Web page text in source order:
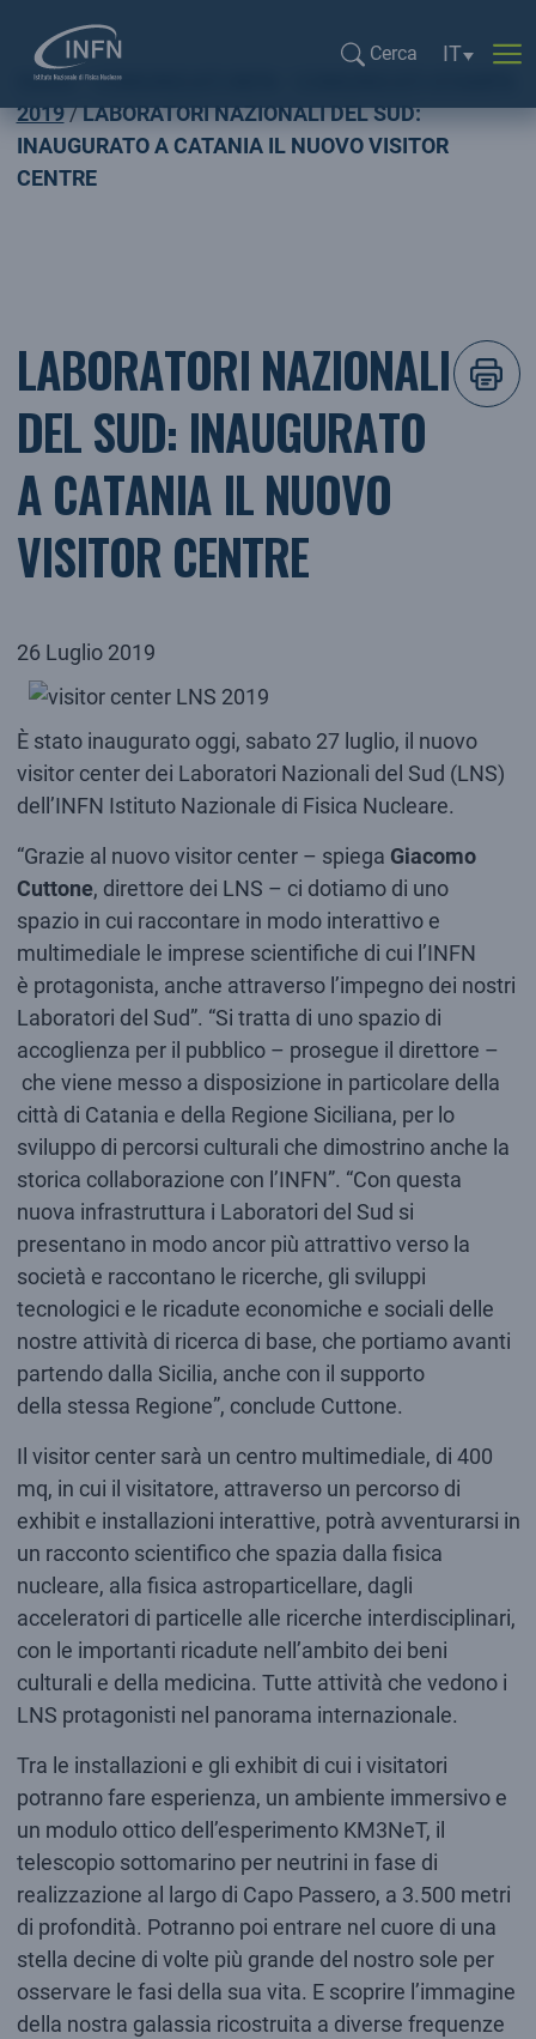
Cerca
IT
Home
COMUNICATI INFN
2019
LABORATORI NAZIONALI DEL SUD:
INAUGURATO A CATANIA IL NUOVO VISITOR
CENTRE
LABORATORI NAZIONALI
DEL SUD: INAUGURATO
A CATANIA IL NUOVO
VISITOR CENTRE
26 Luglio 2019
È stato inaugurato oggi, sabato 27 luglio, il nuovo
visitor center dei Laboratori Nazionali del Sud (LNS)
dell’INFN Istituto Nazionale di Fisica Nucleare.
“Grazie al nuovo visitor center – spiega Giacomo
Cuttone, direttore dei LNS – ci dotiamo di uno
spazio in cui raccontare in modo interattivo e
multimediale le imprese scientifiche di cui l’INFN
è protagonista, anche attraverso l’impegno dei nostri
Laboratori del Sud”. “Si tratta di uno spazio di
accoglienza per il pubblico – prosegue il direttore –
che viene messo a disposizione in particolare della
città di Catania e della Regione Siciliana, per lo
sviluppo di percorsi culturali che dimostrino anche la
storica collaborazione con l’INFN”. “Con questa
nuova infrastruttura i Laboratori del Sud si
presentano in modo ancor più attrattivo verso la
società e raccontano le ricerche, gli sviluppi
tecnologici e le ricadute economiche e sociali delle
nostre attività di ricerca di base, che portiamo avanti
partendo dalla Sicilia, anche con il supporto
della stessa Regione”, conclude Cuttone.
Il visitor center sarà un centro multimediale, di 400
mq, in cui il visitatore, attraverso un percorso di
exhibit e installazioni interattive, potrà avventurarsi in
un racconto scientifico che spazia dalla fisica
nucleare, alla fisica astroparticellare, dagli
acceleratori di particelle alle ricerche interdisciplinari,
con le importanti ricadute nell’ambito dei beni
culturali e della medicina. Tutte attività che vedono i
LNS protagonisti nel panorama internazionale.
Tra le installazioni e gli exhibit di cui i visitatori
potranno fare esperienza, un ambiente immersivo e
un modulo ottico dell’esperimento KM3NeT, il
telescopio sottomarino per neutrini in fase di
realizzazione al largo di Capo Passero, a 3.500 metri
di profondità. Potranno poi entrare nel cuore di una
stella decine di volte più grande del nostro sole per
osservare le fasi della sua vita. E scoprire l’immagine
della nostra galassia ricostruita a diverse frequenze